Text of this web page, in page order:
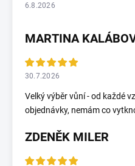
6.8.2026
MARTINA
30.7.2026
Velký výběr vůní - od každé
objednávky, nemám co
ZDENĚK MILER